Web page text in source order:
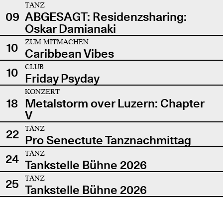
09
TANZ
ABGESAGT: Residenzsharing:
Oskar Damianaki
10
ZUM MITMACHEN
Caribbean Vibes
10
CLUB
Friday Psyday
18
KONZERT
Metalstorm over Luzern: Chapter
V
22
TANZ
Pro Senectute Tanznachmittag
24
TANZ
Tankstelle Bühne 2026
25
TANZ
Tankstelle Bühne 2026